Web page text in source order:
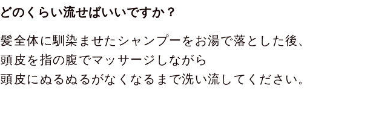
どのくらい流せばいいですか？
髪全体に馴染ませたシャンプーをお湯で落とした後、
頭皮を指の腹でマッサージしながら
頭皮にぬるぬるがなくなるまで洗い流してください。